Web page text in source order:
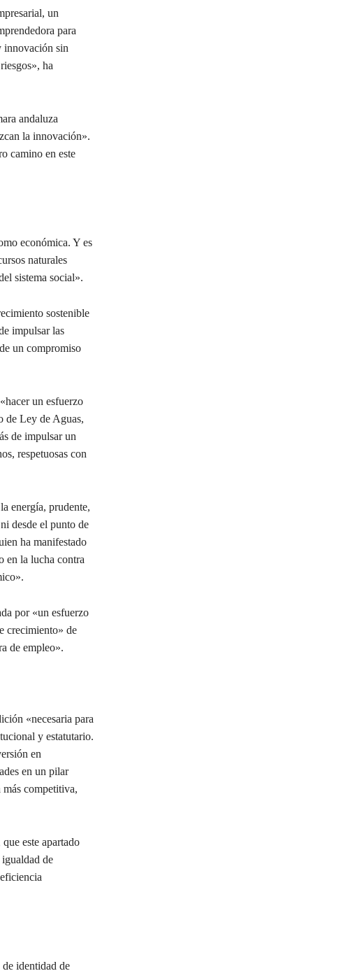
un
para
innovación sin
ha
andaluza
la innovación».
camino en este
económica. Y es
naturales
sistema social».
sostenible
impulsar las
un compromiso
un esfuerzo
de Ley de Aguas,
de impulsar un
respetuosas con
energía, prudente,
desde el punto de
ha manifestado
en la lucha contra
por «un esfuerzo
crecimiento» de
de empleo».
«necesaria para
y estatutario.
en
en un pilar
competitiva,
este apartado
de
identidad de